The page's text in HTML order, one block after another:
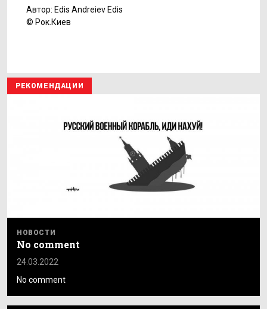
Автор: Edis Andreiev Edis
© Рок.Киев
РЕКОМЕНДАЦИИ
НОВОСТИ
No comment
24.03.2022
No comment